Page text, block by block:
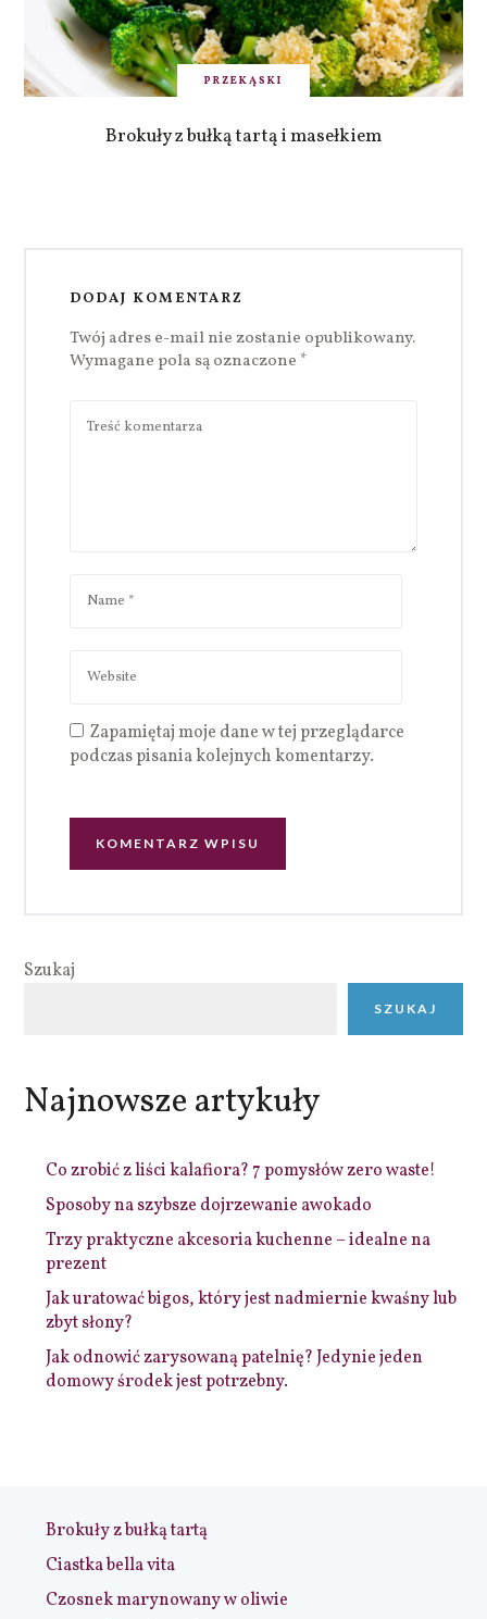
PRZEKĄSKI
Brokuły z bułką tartą i masełkiem
DODAJ KOMENTARZ
Twój adres e-mail nie zostanie opublikowany.
Wymagane pola są oznaczone *
Zapamiętaj moje dane w tej przeglądarce
podczas pisania kolejnych komentarzy.
Szukaj
SZUKAJ
Najnowsze artykuły
Co zrobić z liści kalafiora? 7 pomysłów zero waste!
Sposoby na szybsze dojrzewanie awokado
Trzy praktyczne akcesoria kuchenne – idealne na
prezent
Jak uratować bigos, który jest nadmiernie kwaśny lub
zbyt słony?
Jak odnowić zarysowaną patelnię? Jedynie jeden
domowy środek jest potrzebny.
Brokuły z bułką tartą
Ciastka bella vita
Czosnek marynowany w oliwie